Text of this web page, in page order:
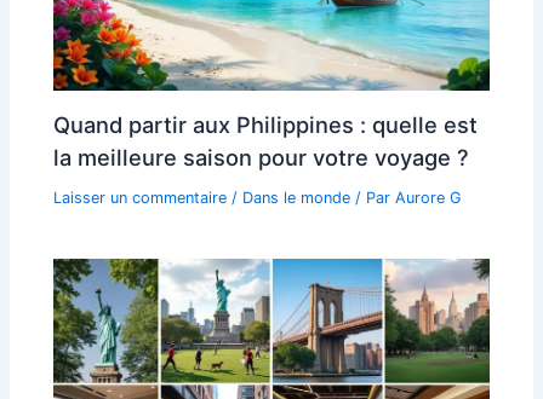
Quand partir aux Philippines : quelle est
la meilleure saison pour votre voyage ?
Laisser un commentaire / Dans le monde / ParAurore G